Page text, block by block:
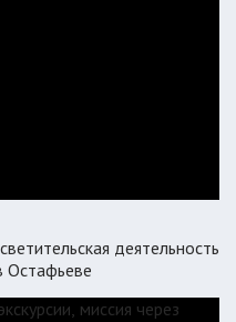
деятельность
Остафьеве